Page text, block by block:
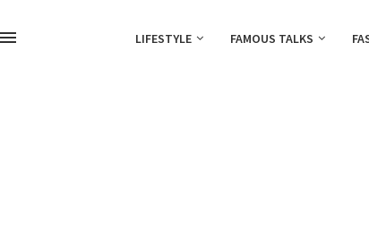
LIFESTYLE FAMOUS TALKS